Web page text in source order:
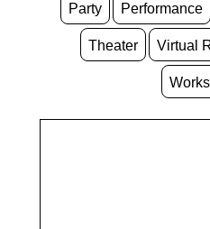
Party Performance
Theater Virtual